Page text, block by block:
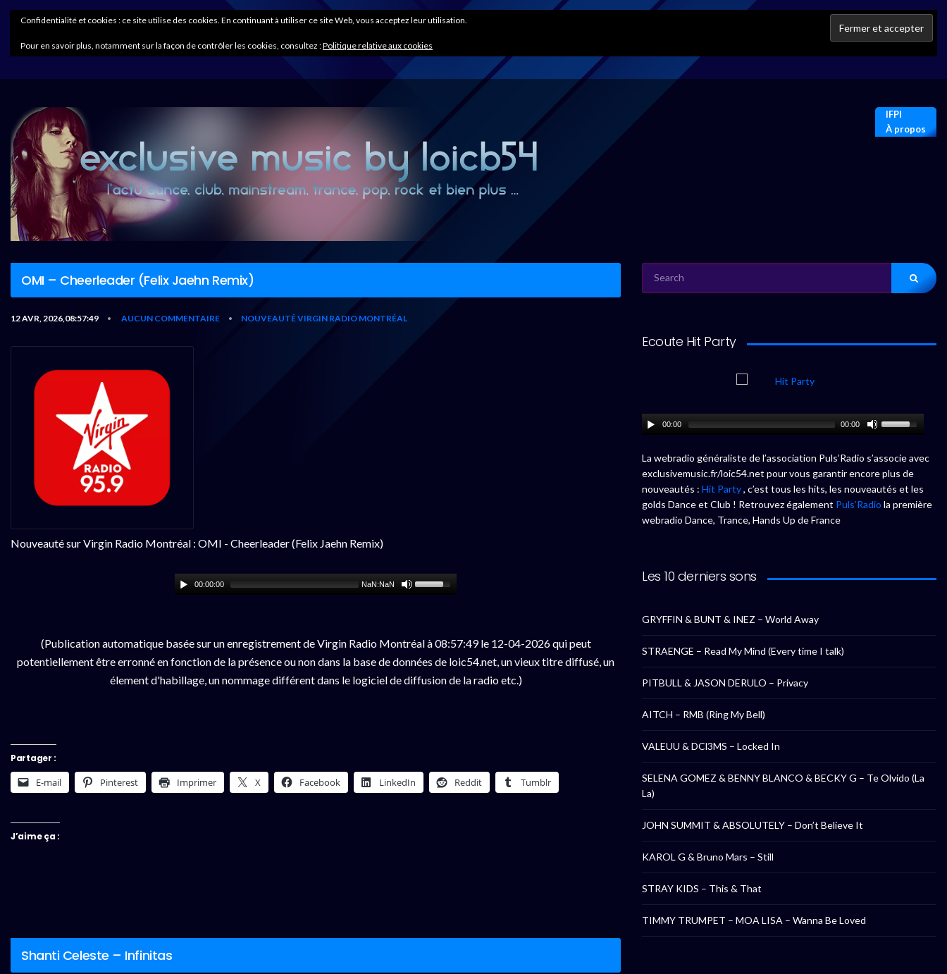
IFPI
À propos
OMI – Cheerleader (Felix Jaehn Remix)
12 AVR, 2026,08:57:49 • AUCUN COMMENTAIRE • NOUVEAUTÉ VIRGIN RADIO MONTRÉAL
Nouveauté sur Virgin Radio Montréal : OMI - Cheerleader (Felix Jaehn Remix)
00:00:00 NaN:NaN
(Publication automatique basée sur un enregistrement de Virgin Radio Montréal à 08:57:49 le 12-04-2026 qui peut
potentiellement être erronné en fonction de la présence ou non dans la base de données de loic54.net, un vieux titre diffusé, un
élement d'habillage, un nommage différent dans le logiciel de diffusion de la radio etc.)
Partager :
E-mail Pinterest Imprimer X Facebook LinkedIn Reddit Tumblr
J’aime ça :
Shanti Celeste – Infinitas
FOR:
Ecoute Hit Party
00:00 00:00
La webradio généraliste de l’association Puls’Radio s’associe avec
exclusivemusic.fr/loic54.net pour vous garantir encore plus de
nouveautés : Hit Party, c’est tous les hits, les nouveautés et les
golds Dance et Club ! Retrouvez également Puls’Radio la première
webradio Dance, Trance, Hands Up de France
Les 10 derniers sons
GRYFFIN & BUNT & INEZ – World Away
STRAENGE – Read My Mind (Every time I talk)
PITBULL & JASON DERULO – Privacy
AITCH – RMB (Ring My Bell)
VALEUU & DCl3MS – Locked In
SELENA GOMEZ & BENNY BLANCO & BECKY G – Te Olvido (La
La)
JOHN SUMMIT & ABSOLUTELY – Don’t Believe It
KAROL G & Bruno Mars – Still
STRAY KIDS – This & That
TIMMY TRUMPET – MOA LISA – Wanna Be Loved
Confidentialité et cookies : ce site utilise des cookies. En continuant à utiliser ce site Web, vous acceptez leur utilisation.
Pour en savoir plus, notamment sur la façon de contrôler les cookies, consultez :Politique relative aux cookies